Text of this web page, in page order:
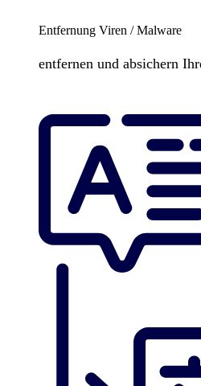
Entfernung Viren / Malware
entfernen und absichern